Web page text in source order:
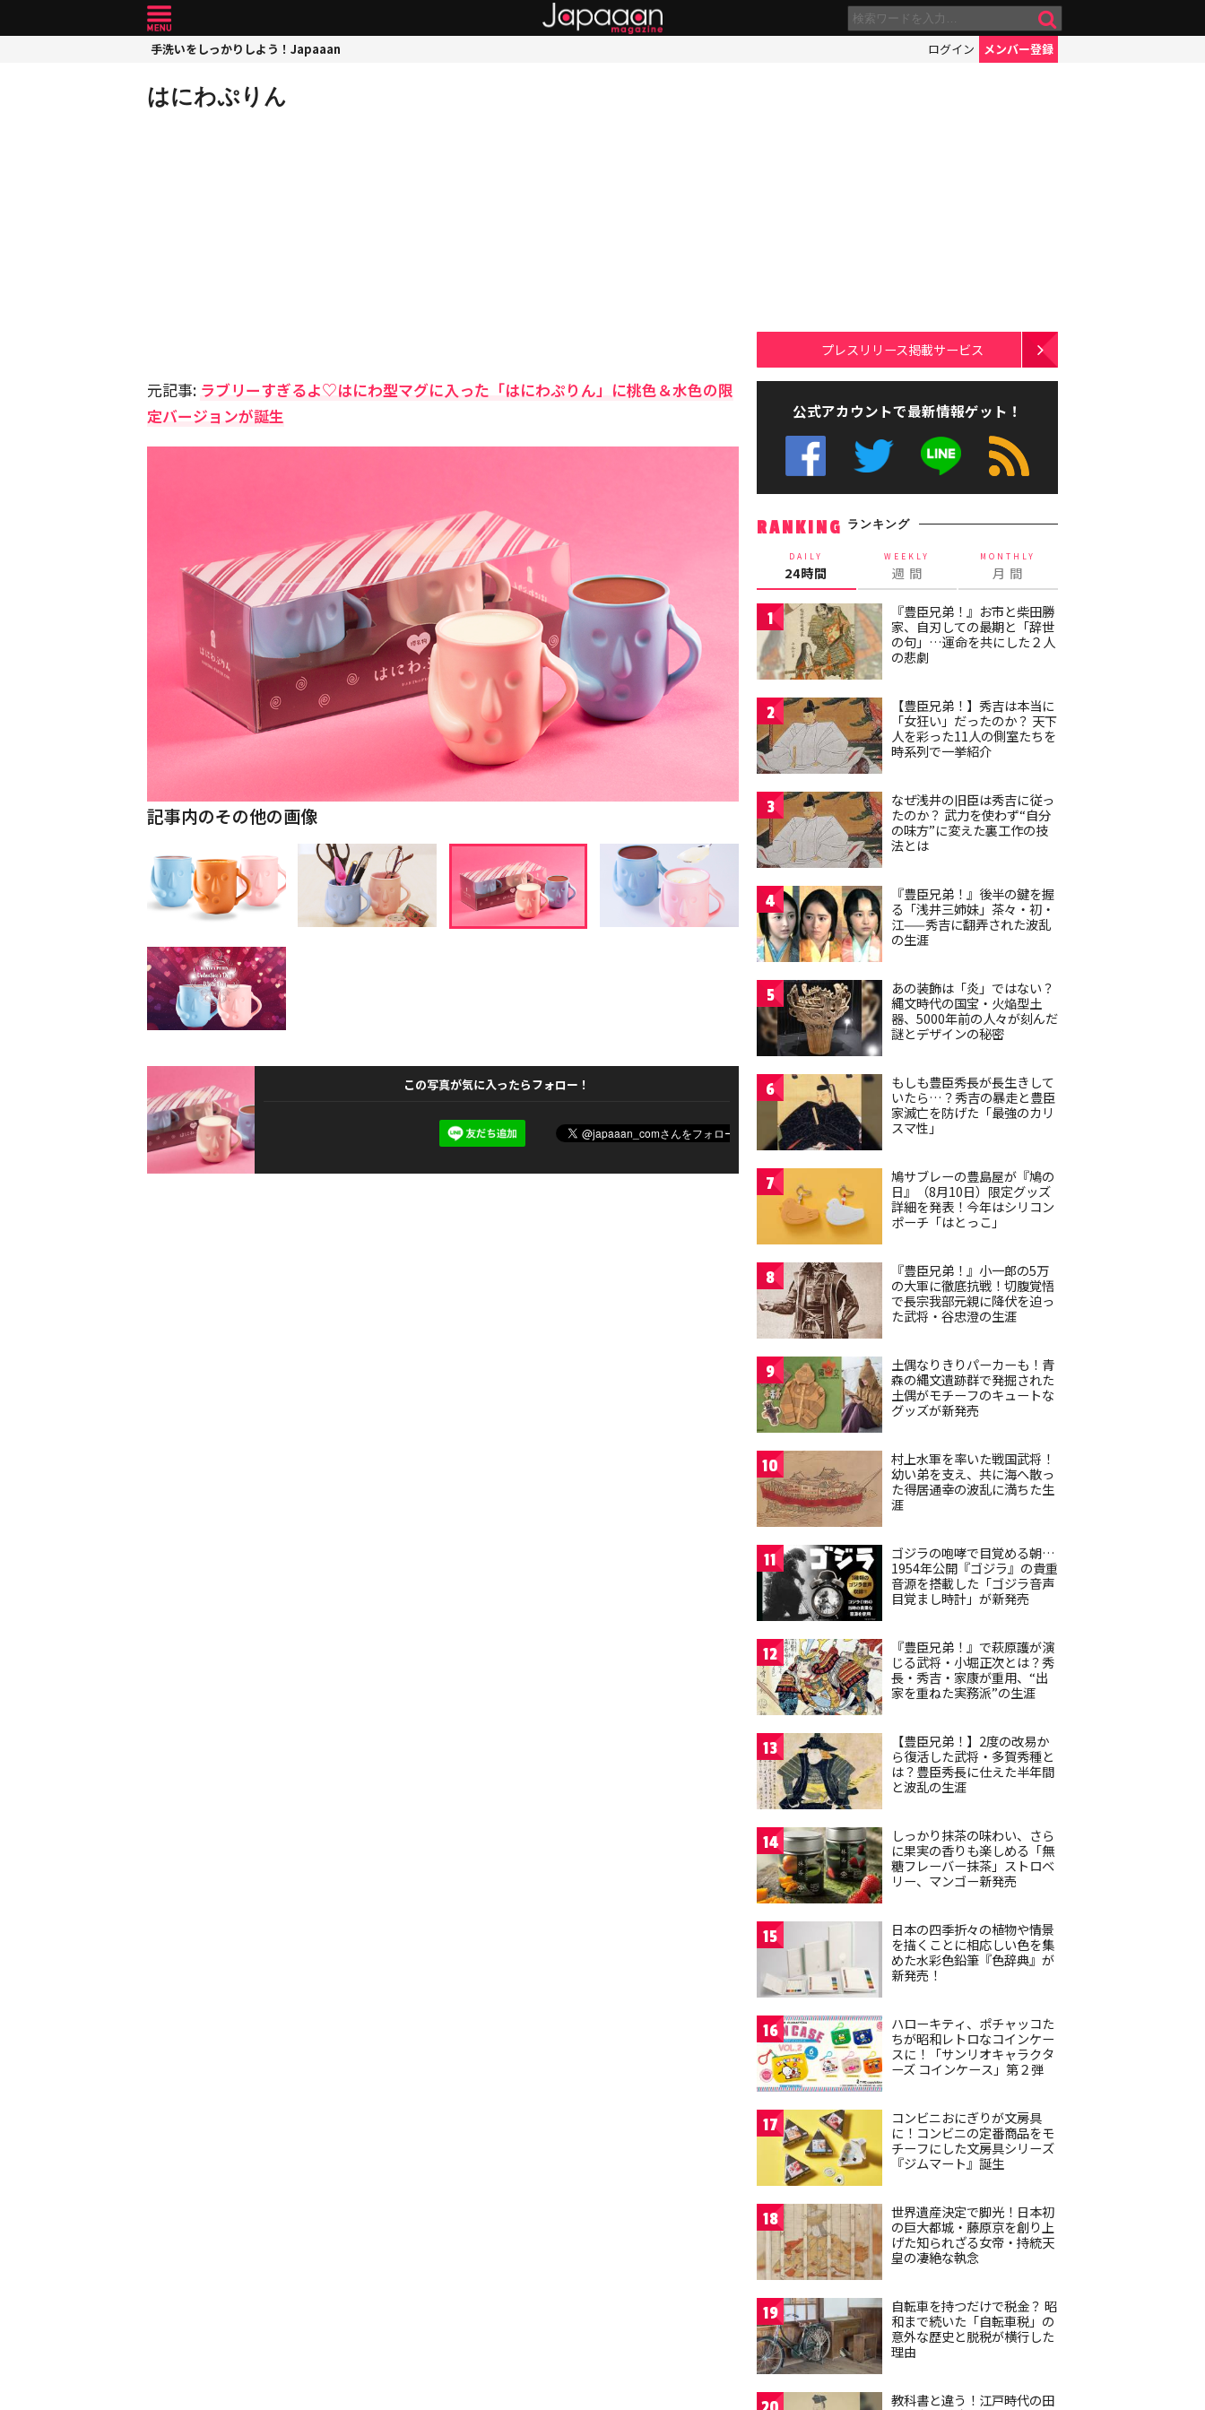
手洗いをしっかりしよう！Japaaan ログイン メンバー登録
はにわぷりん
元記事: ラブリーすぎるよ♡はにわ型マグに入った「はにわぷりん」に桃色＆水色の限
定バージョンが誕生
記事内のその他の画像
この写真が気に入ったらフォロー！
プレスリリース掲載サービス
公式アカウントで最新情報ゲット！
RANKING ランキング
DAILY
24時間
WEEKLY
週 間
MONTHLY
月 間
1
『豊臣兄弟！』お市と柴田勝
家、自刃しての最期と「辞世
の句」…運命を共にした２人
の悲劇
2
【豊臣兄弟！】秀吉は本当に
「女狂い」だったのか？ 天下
人を彩った11人の側室たちを
時系列で一挙紹介
3
なぜ浅井の旧臣は秀吉に従っ
たのか？ 武力を使わず“自分
の味方”に変えた裏工作の技
法とは
4
『豊臣兄弟！』後半の鍵を握
る「浅井三姉妹」茶々・初・
江——秀吉に翻弄された波乱
の生涯
5
あの装飾は「炎」ではない？
縄文時代の国宝・火焔型土
器、5000年前の人々が刻んだ
謎とデザインの秘密
6
もしも豊臣秀長が長生きして
いたら…？秀吉の暴走と豊臣
家滅亡を防げた「最強のカリ
スマ性」
7
鳩サブレーの豊島屋が『鳩の
日』（8月10日）限定グッズ
詳細を発表！今年はシリコン
ポーチ「はとっこ」
8
『豊臣兄弟！』小一郎の5万
の大軍に徹底抗戦！切腹覚悟
で長宗我部元親に降伏を迫っ
た武将・谷忠澄の生涯
9
土偶なりきりパーカーも！青
森の縄文遺跡群で発掘された
土偶がモチーフのキュートな
グッズが新発売
10
村上水軍を率いた戦国武将！
幼い弟を支え、共に海へ散っ
た得居通幸の波乱に満ちた生
涯
11
ゴジラの咆哮で目覚める朝…
1954年公開『ゴジラ』の貴重
音源を搭載した「ゴジラ音声
目覚まし時計」が新発売
12
『豊臣兄弟！』で萩原護が演
じる武将・小堀正次とは？秀
長・秀吉・家康が重用、“出
家を重ねた実務派”の生涯
13
【豊臣兄弟！】2度の改易か
ら復活した武将・多賀秀種と
は？豊臣秀長に仕えた半年間
と波乱の生涯
14
しっかり抹茶の味わい、さら
に果実の香りも楽しめる「無
糖フレーバー抹茶」ストロベ
リー、マンゴー新発売
15
日本の四季折々の植物や情景
を描くことに相応しい色を集
めた水彩色鉛筆『色辞典』が
新発売！
16
ハローキティ、ポチャッコた
ちが昭和レトロなコインケー
スに！「サンリオキャラクタ
ーズ コインケース」第２弾
17
コンビニおにぎりが文房具
に！コンビニの定番商品をモ
チーフにした文房具シリーズ
『ジムマート』誕生
18
世界遺産決定で脚光！日本初
の巨大都城・藤原京を創り上
げた知られざる女帝・持統天
皇の凄絶な執念
19
自転車を持つだけで税金？ 昭
和まで続いた「自転車税」の
意外な歴史と脱税が横行した
理由
教科書と違う！江戸時代の田